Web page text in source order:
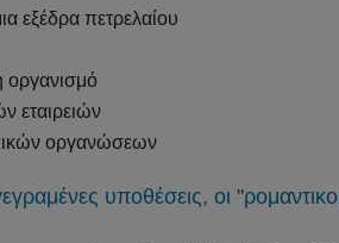
εξέδρα πετρελαίου
οργανισμό
εταιρειών
οργανώσεων
υποθέσεις, οι